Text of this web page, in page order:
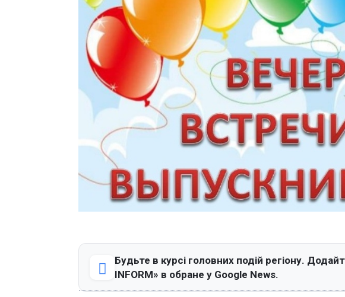
Будьте в курсі головних подій регіону.
INFORM» в обране у Google News.